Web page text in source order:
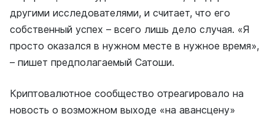
другими исследователями, и считает, что его
собственный успех – всего лишь дело случая. «Я
просто оказался в нужном месте в нужное время»,
– пишет предполагаемый Сатоши.
Криптовалютное сообщество отреагировало на
новость о возможном выходе «на авансцену»